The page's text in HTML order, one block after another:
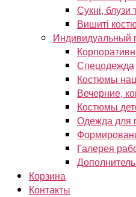
Сукні, блузи
Вишиті
Индивидуальный
Спецодежда
Костюмы
Вечерние,
Костюмы
Одежда для
Галерея
Корзина
Контакты